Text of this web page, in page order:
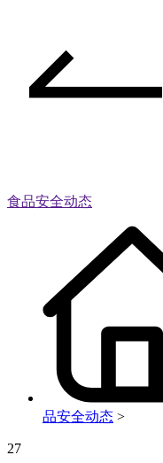
食品安全动态
品安全动态 >
27